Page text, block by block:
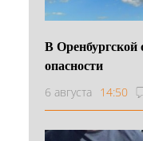
В Оренбургской
опасности
6 августа 14:50